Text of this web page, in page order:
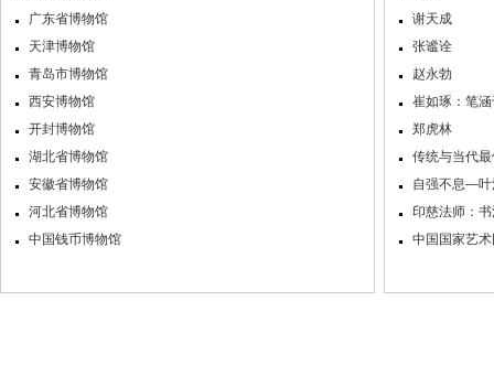
广东省博物馆
天津博物馆
青岛市博物馆
西安博物馆
开封博物馆
湖北省博物馆
安徽省博物馆
河北省博物馆
中国钱币博物馆
谢天成
张谧诠
赵永勃
崔如琢：笔
郑虎林
传统与当代
自强不息—叶
印慈法师：
中国国家艺